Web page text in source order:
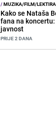
/MUZIKA/FILM/LEKTIRA
Kako se Nataša
fana na
javnost
PRIJE 2 DANA